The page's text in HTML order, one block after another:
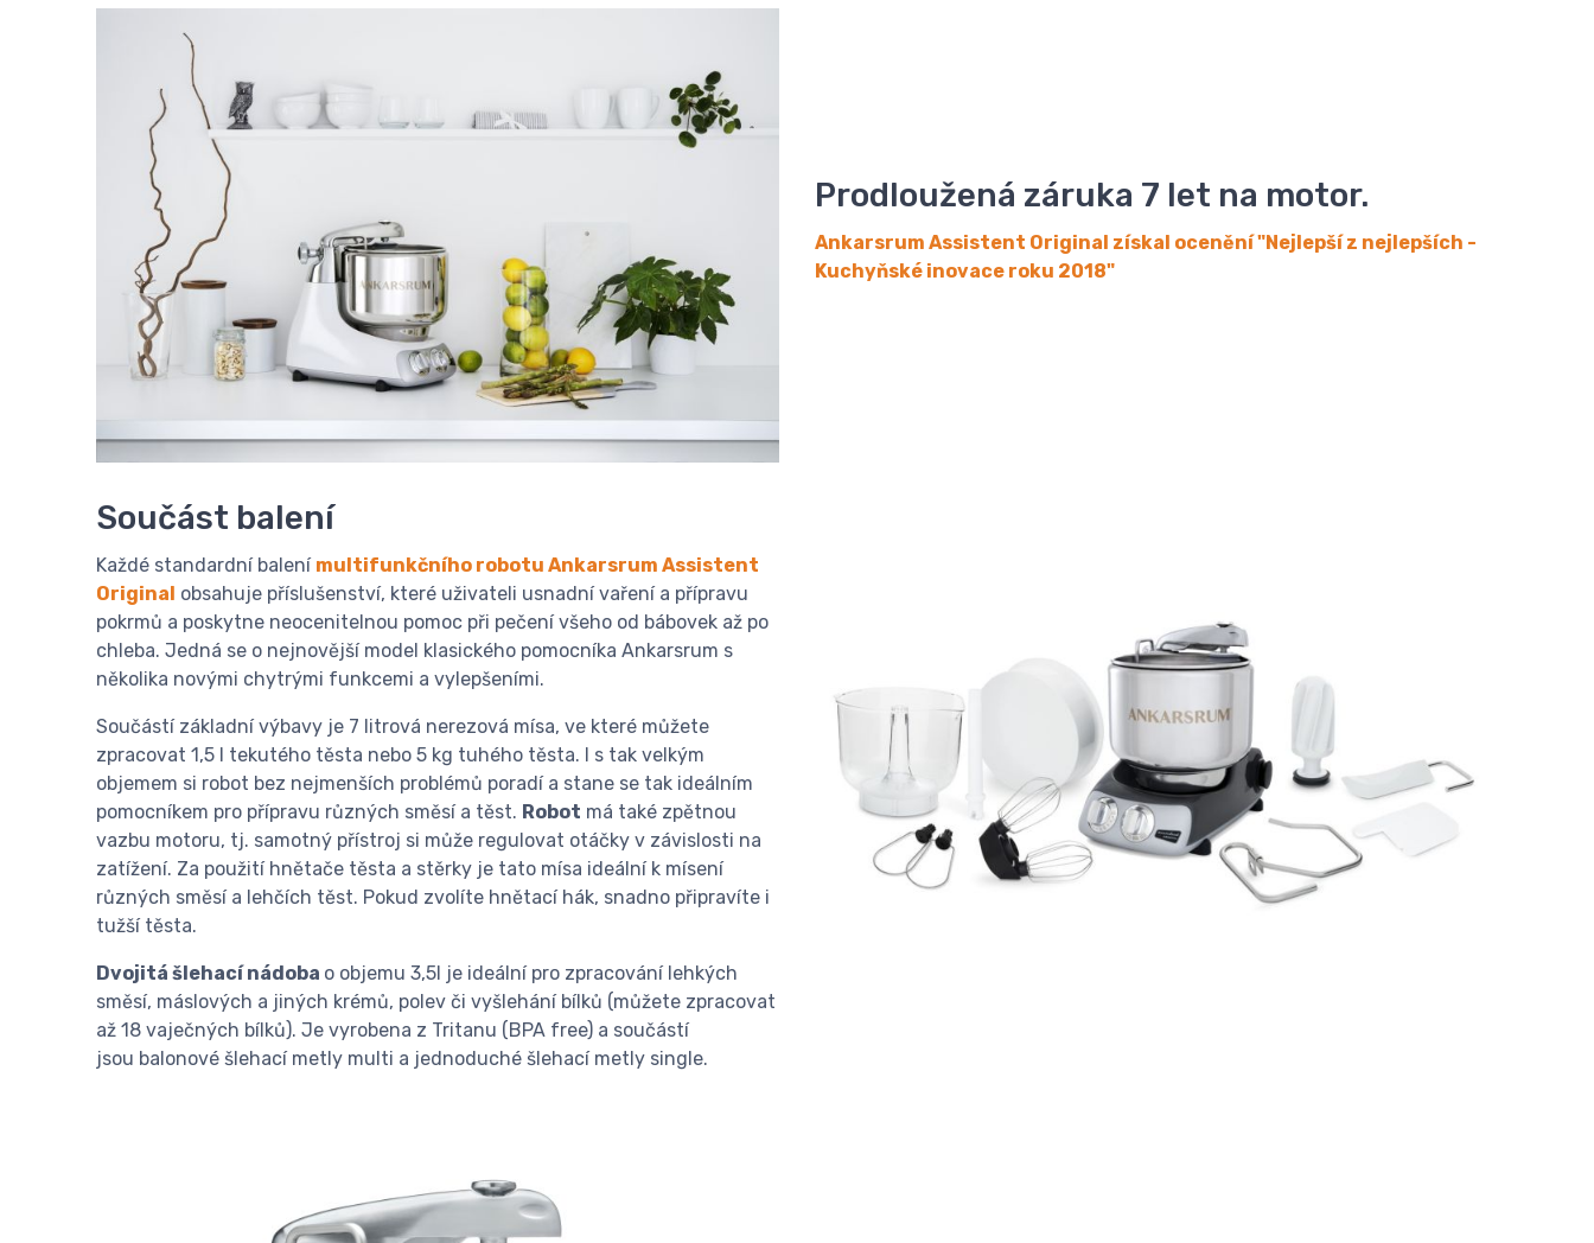
Prodloužená záruka 7 let na motor.
Ankarsrum Assistent Original získal ocenění"Nejlepší z nejlepších -
Kuchyňské inovace roku 2018"
Součást balení
Každé standardní balení multifunkčního robotu Ankarsrum Assistent
Original obsahuje příslušenství, které uživateli usnadní vaření a přípravu
pokrmů a poskytne neocenitelnou pomoc při pečení všeho od bábovek až po
chleba. Jedná se o nejnovější model klasického pomocníka Ankarsrum s
několika novými chytrými funkcemi a vylepšeními.
Součástí základní výbavy je 7 litrová nerezová mísa, ve které můžete
zpracovat 1,5 l tekutého těsta nebo 5 kg tuhého těsta. I s tak velkým
objemem si robot bez nejmenších problémů poradí a stane se tak ideálním
pomocníkem pro přípravu různých směsí a těst. Robot má také zpětnou
vazbu motoru, tj. samotný přístroj si může regulovat otáčky v závislosti na
zatížení. Za použití hnětače těsta a stěrky je tato mísa ideální k mísení
různých směsí a lehčích těst. Pokud zvolíte hnětací hák, snadno připravíte i
tužší těsta.
Dvojitá šlehací nádoba o objemu 3,5l je ideální pro zpracování lehkých
směsí, máslových a jiných krémů, polev či vyšlehání bílků (můžete zpracovat
až 18 vaječných bílků). Je vyrobena z Tritanu (BPA free) a součástí
jsou balonové šlehací metly multi a jednoduché šlehací metly single.